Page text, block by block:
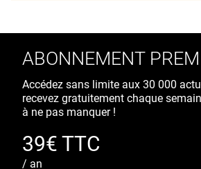
ABONNEMENT
Accédez sans limite aux 30 000
recevez gratuitement chaque
à ne pas manquer !
39€ TTC
/ an